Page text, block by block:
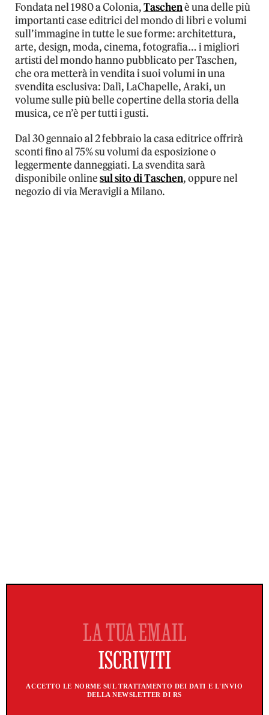
Fondata nel 1980 a Colonia,Taschenè una delle più
importanti case editrici del mondo di libri e volumi
sull’immagine in tutte le sue forme: architettura,
arte, design, moda, cinema, fotografia… i migliori
artisti del mondo hanno pubblicato per Taschen,
che ora metterà in vendita i suoi volumi in una
svendita esclusiva: Dalì, LaChapelle, Araki, un
volume sulle più belle copertine della storia della
musica, ce n’è per tutti i gusti.
Dal 30 gennaio al 2 febbraio la casa editrice offrirà
sconti fino al 75% su volumi da esposizione o
leggermente danneggiati. La svendita sarà
disponibile onlinesul sito di Taschen, oppure nel
negozio di via Meravigli a Milano.
ACCETTO LE NORME SUL TRATTAMENTO DEI DATI E L'INVIO
DELLA NEWSLETTER DI RS